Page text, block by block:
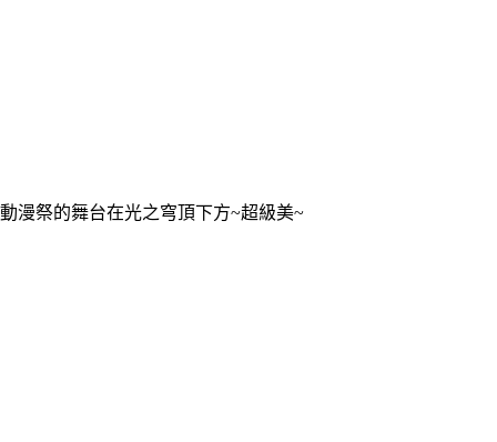
動漫祭的舞台在光之穹頂下方~超級美~